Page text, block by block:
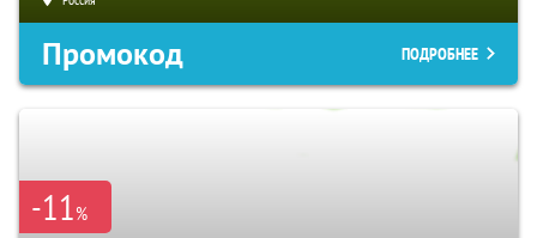
Промокод ПОДРОБНЕЕ
-11%